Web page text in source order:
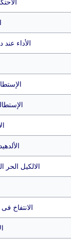
الأداء
الالكيل
الانتفاخ